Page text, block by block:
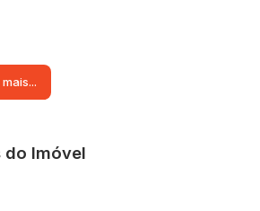
do Imóvel